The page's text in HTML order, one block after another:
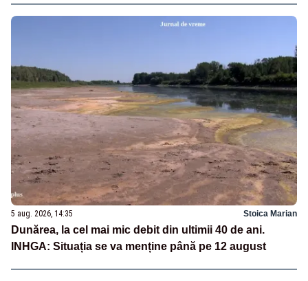
5 aug. 2026, 14:35 Stoica Marian
Dunărea, la cel mai mic debit din ultimii 40 de ani.
INHGA: Situația se va menține până pe 12 august